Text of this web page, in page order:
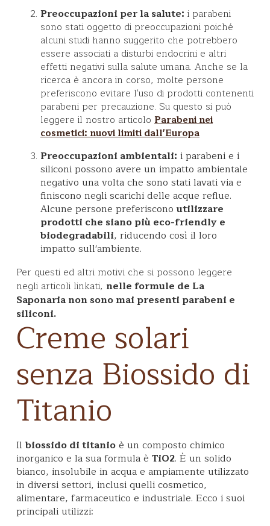
Preoccupazioni per la salute: i parabeni
sono stati oggetto di preoccupazioni poiché
alcuni studi hanno suggerito che potrebbero
essere associati a disturbi endocrini e altri
effetti negativi sulla salute umana. Anche se la
ricerca è ancora in corso, molte persone
preferiscono evitare l'uso di prodotti contenenti
parabeni per precauzione. Su questo si può
leggere il nostro articolo Parabeni nei
cosmetici: nuovi limiti dall'Europa
Preoccupazioni ambientali: i parabeni e i
siliconi possono avere un impatto ambientale
negativo una volta che sono stati lavati via e
finiscono negli scarichi delle acque reflue.
Alcune persone preferiscono utilizzare
prodotti che siano più eco-friendly e
biodegradabili, riducendo così il loro
impatto sull'ambiente.
Per questi ed altri motivi che si possono leggere
negli articoli linkati, nelle formule de La
Saponaria non sono mai presenti parabeni e
siliconi.
Creme solari
senza Biossido di
Titanio
Il biossido di titanioè un composto chimico
inorganico e la sua formula è TiO2. È un solido
bianco, insolubile in acqua e ampiamente utilizzato
in diversi settori, inclusi quelli cosmetico,
alimentare, farmaceutico e industriale. Ecco i suoi
principali utilizzi: